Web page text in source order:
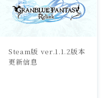
Steam版 ver.1.1.2版本
更新信息